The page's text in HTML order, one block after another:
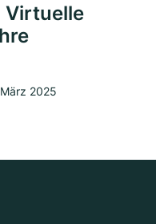
Virtuelle
2025